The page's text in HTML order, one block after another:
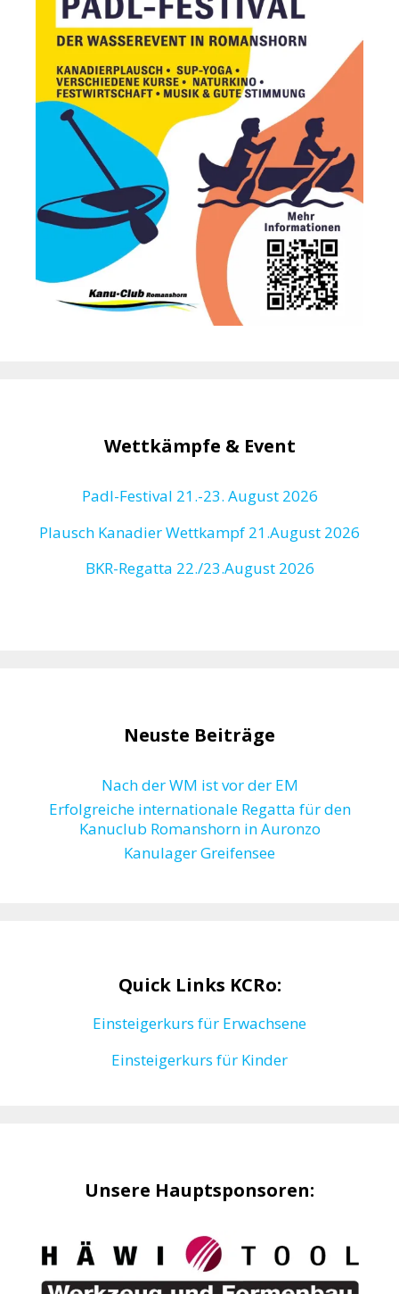
Wettkämpfe & Event
Padl-Festival 21.-23. August 2026
Plausch Kanadier Wettkampf 21.August 2026
BKR-Regatta 22./23.August 2026
Neuste Beiträge
Nach der WM ist vor der EM
Erfolgreiche internationale Regatta für den
Kanuclub Romanshorn in Auronzo
Kanulager Greifensee
Quick Links KCRo:
Einsteigerkurs für Erwachsene
Einsteigerkurs für Kinder
Unsere Hauptsponsoren: